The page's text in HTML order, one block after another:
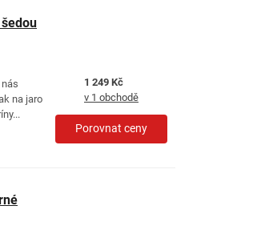
na jaro
1 249 Kč
v 1 obchodě
Porovnat ceny